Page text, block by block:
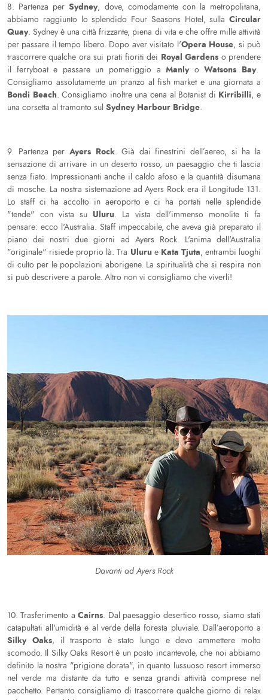
8. Partenza perSydney, dove, comodamente con la metropolitana,
abbiamo raggiunto lo splendido Four Seasons Hotel, sulla Circular
Quay. Sydney è una città frizzante, piena di vita e che offre mille attività
per passare il tempo libero. Dopo aver visitato l'Opera House, si può
trascorrere qualche ora sui prati fioriti dei Royal Gardens o prendere
il ferryboat e passare un pomeriggio aManly oWatsons Bay.
Consigliamo assolutamente un pranzo al fish market e una giornata a
Bondi Beach. Consigliamo inoltre una cena al Botanist di Kirribilli, e
una corsetta al tramonto sul Sydney Harbour Bridge.
9. Partenza per Ayers Rock. Già dai finestrini dell’aereo, si ha la
sensazione di arrivare in un deserto rosso, un paesaggio che ti lascia
senza fiato. Impressionanti anche il caldo afoso e la quantità disumana
di mosche. La nostra sistemazione ad Ayers Rock era il Longitude 131.
Lo staff ci ha accolto in aeroporto e ci ha portati nelle splendide
"tende" con vista su Uluru. La vista dell'immenso monolite ti fa
pensare: ecco l'Australia. Staff impeccabile, che aveva già preparato il
piano dei nostri due giorni ad Ayers Rock. L'anima dell'Australia
"originale" risiede proprio là. Tra Uluru e Kata Tjuta, entrambi luoghi
di culto per le popolazioni aborigene. La spiritualità che si respira non
si può descrivere a parole. Altro non vi consigliamo che viverli!
Davanti ad Ayers Rock
10. Trasferimento aCairns. Dal paesaggio desertico rosso, siamo stati
catapultati all'umidità e al verde della foresta pluviale. Dall’aeroporto a
Silky Oaks, il trasporto è stato lungo e devo ammettere molto
scomodo. Il Silky Oaks Resort è un posto incantevole, che noi abbiamo
definito la nostra "prigione dorata", in quanto lussuoso resort immerso
nel verde ma distante da tutto e senza grandi attività comprese nel
pacchetto. Pertanto consigliamo di trascorrere qualche giorno di relax